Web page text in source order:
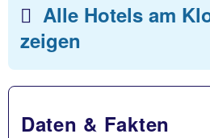
Alle Hotels am
zeigen
Daten & Fakten